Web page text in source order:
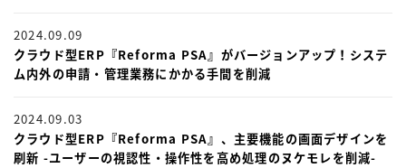
2024.09.09
クラウド型ERP『Reforma PSA』がバージョンアップ！システ
ム内外の申請・管理業務にかかる手間を削減
2024.09.03
クラウド型ERP『Reforma PSA』、主要機能の画面デザインを
刷新 -ユーザーの視認性・操作性を高め処理のヌケモレを削減-